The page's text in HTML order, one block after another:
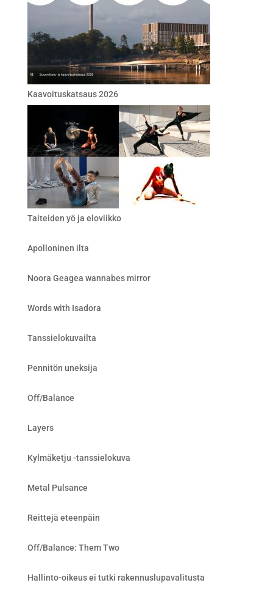
Kaavoituskatsaus 2026
Taiteiden yö ja eloviikko
Apolloninen ilta
Noora Geagea wannabes mirror
Words with Isadora
Tanssielokuvailta
Pennitön uneksija
Off/Balance
Layers
Kylmäketju -tanssielokuva
Metal Pulsance
Reittejä eteenpäin
Off/Balance: Them Two
Hallinto-oikeus ei tutki rakennuslupavalitusta